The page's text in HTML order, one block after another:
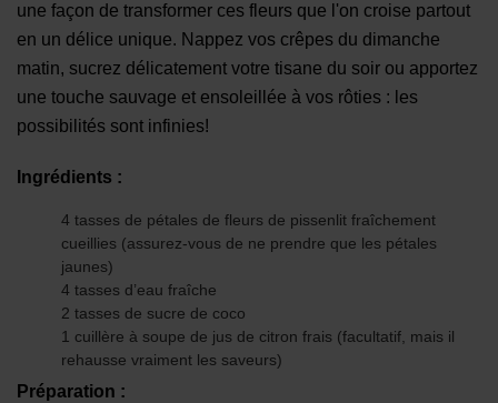
une façon de transformer ces fleurs que l'on croise partout
en un délice unique. Nappez vos crêpes du dimanche
matin, sucrez délicatement votre tisane du soir ou apportez
une touche sauvage et ensoleillée à vos rôties : les
possibilités sont infinies!
Ingrédients :
4 tasses de pétales de fleurs de pissenlit fraîchement
cueillies (assurez-vous de ne prendre que les pétales
jaunes)
4 tasses d’eau fraîche
2 tasses de sucre de coco
1 cuillère à soupe de jus de citron frais (facultatif, mais il
rehausse vraiment les saveurs)
Préparation :